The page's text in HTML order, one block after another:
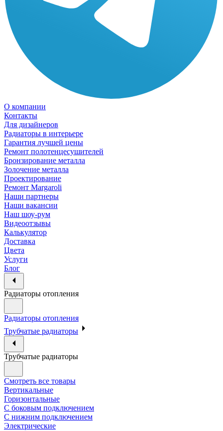
О компании
Контакты
Для дизайнеров
Радиаторы в интерьере
Гарантия лучшей цены
Ремонт полотенцесушителей
Бронзирование металла
Золочение металла
Проектирование
Ремонт Margaroli
Наши партнеры
Наши вакансии
Наш шоу-рум
Видеоотзывы
Калькулятор
Доставка
Цвета
Услуги
Блог
Радиаторы отопления
Радиаторы отопления
Трубчатые радиаторы
Трубчатые радиаторы
Смотреть все товары
Вертикальные
Горизонтальные
С боковым подключением
С нижним подключением
Электрические